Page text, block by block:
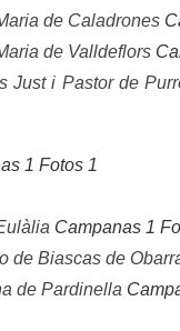
de Caladrones
de Valldeflors
Just i Pastor de
1 Fotos 1
Campanas 1
de Biascas de
de Pardinella